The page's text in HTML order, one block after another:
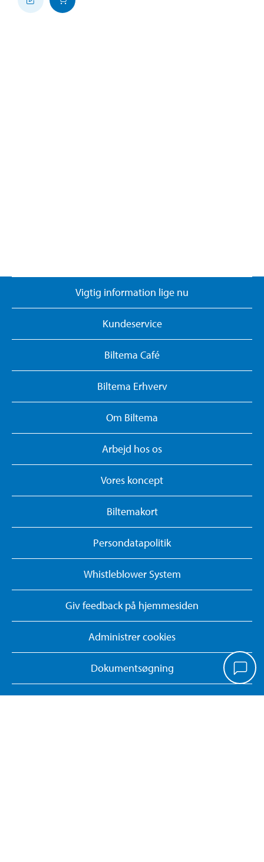
Vigtig information lige nu
Kundeservice
Biltema Café
Biltema Erhverv
Om Biltema
Arbejd hos os
Vores koncept
Biltemakort
Persondatapolitik
Whistleblower System
Giv feedback på hjemmesiden
Administrer cookies
Dokumentsøgning
Kontrolrapporter